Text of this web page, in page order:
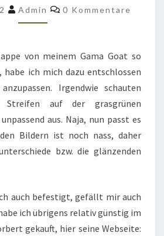
INNEN
LACKIERT
MOTOR
AUSGEGRABEN
Admin Kommentare
0 Kommentare
von meinem Gama Goat so
ich mich dazu entschlossen
Irgendwie schauten
Streifen auf der grasgrünen
aus. Naja, nun passt es
Bildern ist noch nass, daher
bzw. die glänzenden
auch befestigt, gefällt mir auch
ich übrigens relativ günstig im
gekauft, hier seine Webseite: